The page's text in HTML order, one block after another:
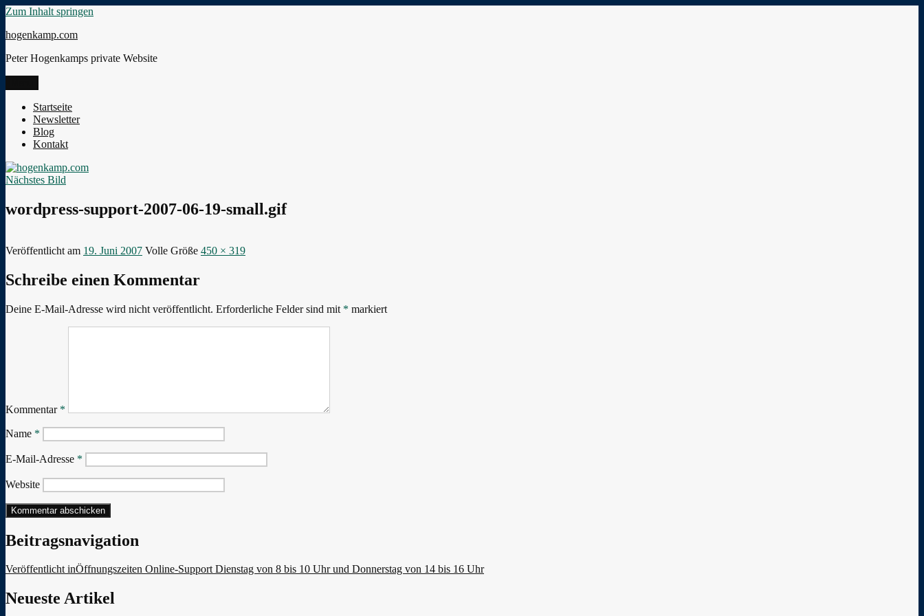
Zum Inhalt springen
hogenkamp.com
Peter Hogenkamps private Website
Startseite
Newsletter
Blog
Kontakt
Nächstes Bild
wordpress-support-2007-06-19-small.gif
Veröffentlicht am 19. Juni 2007 Volle Größe 450 × 319
Schreibe einen Kommentar
Deine E-Mail-Adresse wird nicht veröffentlicht. Erforderliche Felder sind mit * markiert
Kommentar *
Name *
E-Mail-Adresse *
Website
Beitragsnavigation
Veröffentlicht inÖffnungszeiten Online-Support Dienstag von 8 bis 10 Uhr und Donnerstag von 14 bis 16 Uhr
Neueste Artikel